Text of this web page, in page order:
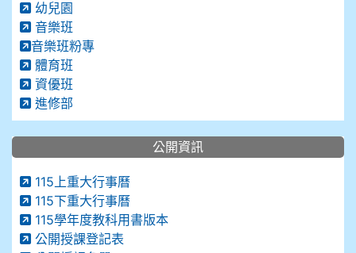
幼兒園
音樂班
音樂班粉專
體育班
資優班
進修部
公開資訊
115上重大行事曆
115下重大行事曆
115學年度教科用書版本
公開授課登記表